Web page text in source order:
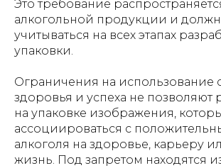
Это требование
алкогольной продукции и
учитываться на всех этапах
упаковки.
Ограничения на использование
здоровья и успеха не позволяют
на упаковке изображения,
ассоциироваться с
алкоголя на здоровье, карьеру
жизнь. Под запретом находятся